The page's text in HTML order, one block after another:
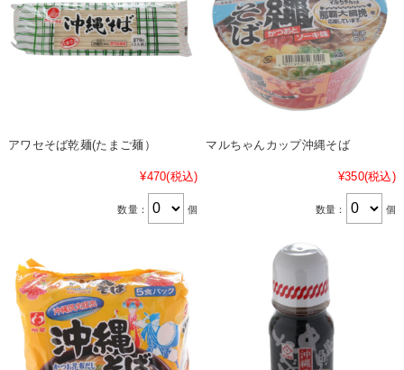
アワセそば乾麺(たまご麺）
¥470(税込)
数量： 個
マルちゃんカップ沖縄そば
¥350(税込)
数量： 個